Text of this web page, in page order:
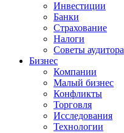
Инвестиции
Банки
Страхование
Налоги
Советы аудитора
Бизнес
Компании
Малый бизнес
Конфликты
Торговля
Исследования
Технологии